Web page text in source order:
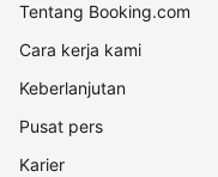
Tentang Booking.com
Cara kerja kami
Keberlanjutan
Pusat pers
Karier